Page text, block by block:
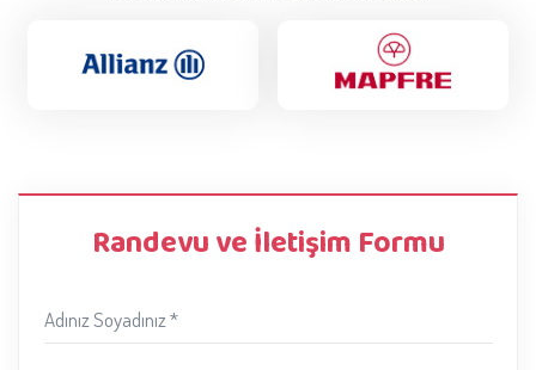
Randevu ve İletişim Formu
Adınız Soyadınız *